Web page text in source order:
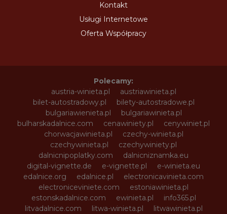
Kontakt
Usługi Internetowe
Oferta Współpracy
Polecamy:
austria-winieta.pl
austriawinieta.pl
bilet-autostradowy.pl
bilety-autostradowe.pl
bulgariawienieta.pl
bulgariawinieta.pl
bulharskadalnice.com
cenawiniety.pl
cenywiniet.pl
chorwacjawinieta.pl
czechy-winieta.pl
czechywinieta.pl
czechywiniety.pl
dalnicnipoplatky.com
dalnicniznamka.eu
digital-vignette.de
e-vignette.pl
e-winieta.eu
edalnice.org
edalnice.pl
electronicavinieta.com
electroniceviniete.com
estoniawinieta.pl
estonskadalnice.com
ewinieta.pl
info365.pl
litvadalnice.com
litwa-winieta.pl
litwawinieta.pl